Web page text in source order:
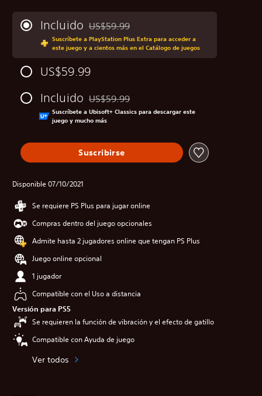
Incluido Rebajado del precio original de US$59.99
US$59.99
Suscríbete a PlayStation Plus Extra para acceder a
este juego y a cientos más en el Catálogo de juegos
US$59.99
Incluido
Rebajado del precio original de US$59.99
US$59.99
Suscríbete a Ubisoft+ Classics para descargar este
juego y mucho más
Suscribirse
Disponible 07/10/2021
Se requiere PS Plus para jugar online
Compras dentro del juego opcionales
Admite hasta 2 jugadores online que tengan PS Plus
Juego online opcional
1 jugador
Compatible con el Uso a distancia
Versión para PS5
Se requieren la función de vibración y el efecto de gatillo
Compatible con Ayuda de juego
Ver todos